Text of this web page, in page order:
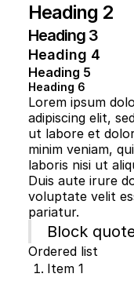
Heading 2
Heading 3
Heading 4
Heading 5
Heading 6
Lorem ipsum
adipiscing elit,
ut labore et
minim veniam,
laboris nisi ut
Duis aute irure
voluptate velit
pariatur.
Block
Ordered list
Item 1